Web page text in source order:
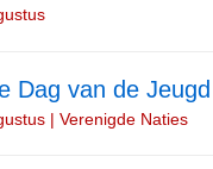
Dag van de Jeugd
| Verenigde Naties